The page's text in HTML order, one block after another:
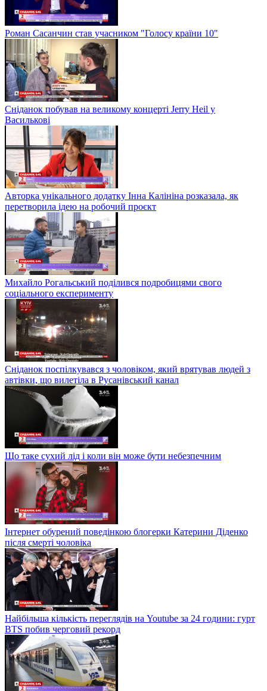
Роман Сасанчин став учасником "Голосу країни 10"
Сніданок побував на великому концерті Jerry Heil у
Василькові
Авторка унікального додатку Інна Калініна розказала, як
перетворила ідею на робочий проєкт
Михайло Рогальський поділився подробицями свого
соціального експерименту
Сніданок поспілкувався з чоловіком, який врятував людей з
автівки, що вилетіла в Русанівський канал
Що таке сухий лід і коли він може бути небезпечним
Інтернет обурений поведінкою блогерки Катерини Діденко
після смерті чоловіка
Найбільша кількість переглядів на Youtube за 24 години: гурт
BTS побив черговий рекорд